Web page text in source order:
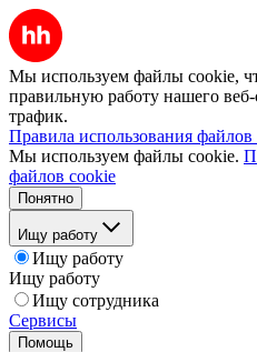
Мы используем файлы cookie,
правильную работу нашего веб-
трафик.
Правила использования файлов
Мы используем файлы cookie.
файлов cookie
Понятно
Ищу работу
Ищу работу
Ищу работу
Ищу сотрудника
Сервисы
Помощь